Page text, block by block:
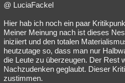
@ LuciaFackel
Hier hab ich noch ein paar
Meiner Meinung nach ist dieses
iniziiert und den totalen
heutzutage so, dass man nur
die Leute zu überzeugen. Der Rest
Nachzudenken geglaubt. Dieser
zustimmen.